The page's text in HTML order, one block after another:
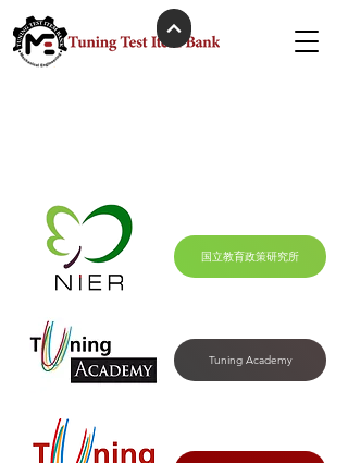
国立教育政策研究所
Tuning Academy